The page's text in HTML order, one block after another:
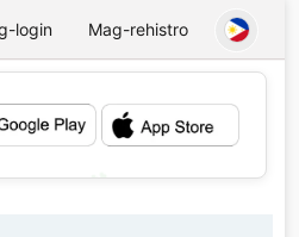
login Mag-rehistro